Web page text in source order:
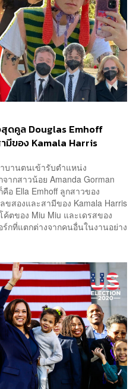
ดคูล Douglas Emhoff
มีของ Kamala Harris
บานตนเข้ารับตำแหน่ง
ากสาวน้อย Amanda Gorman
อ Ella Emhoff ลูกสาวของ
ขสองและสามีของ Kamala Harris
ตของ Miu Miu และเดรสของ
กที่แตกต่างจากคนอื่นในงานอย่าง